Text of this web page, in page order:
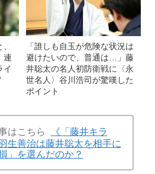
連
イ
「誰しも自玉が危険な状況は
避けたいので、普通は…」藤
井聡太の名人初防衛戦に〈永
世名人〉谷川浩司が驚嘆した
ポイント
はこちら
《「藤井キラ
生善治は藤井聡太を相手に
」を選んだのか？